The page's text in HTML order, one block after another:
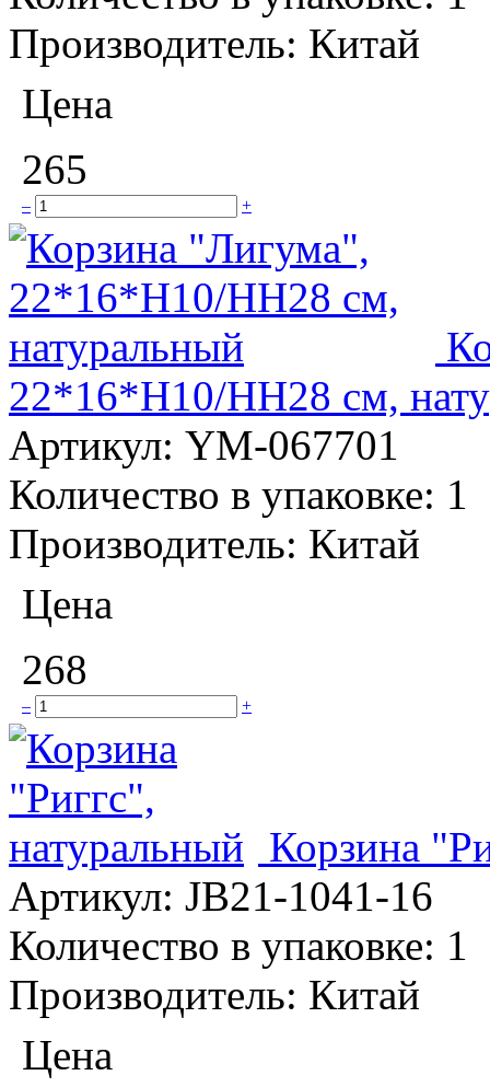
Производитель: Китай
Цена
265
– +
22*16*H10/HH28 см,
Артикул: YM-067701
Количество в упаковке: 1
Производитель: Китай
Цена
268
– +
Корзина
Артикул: JB21-1041-16
Количество в упаковке: 1
Производитель: Китай
Цена